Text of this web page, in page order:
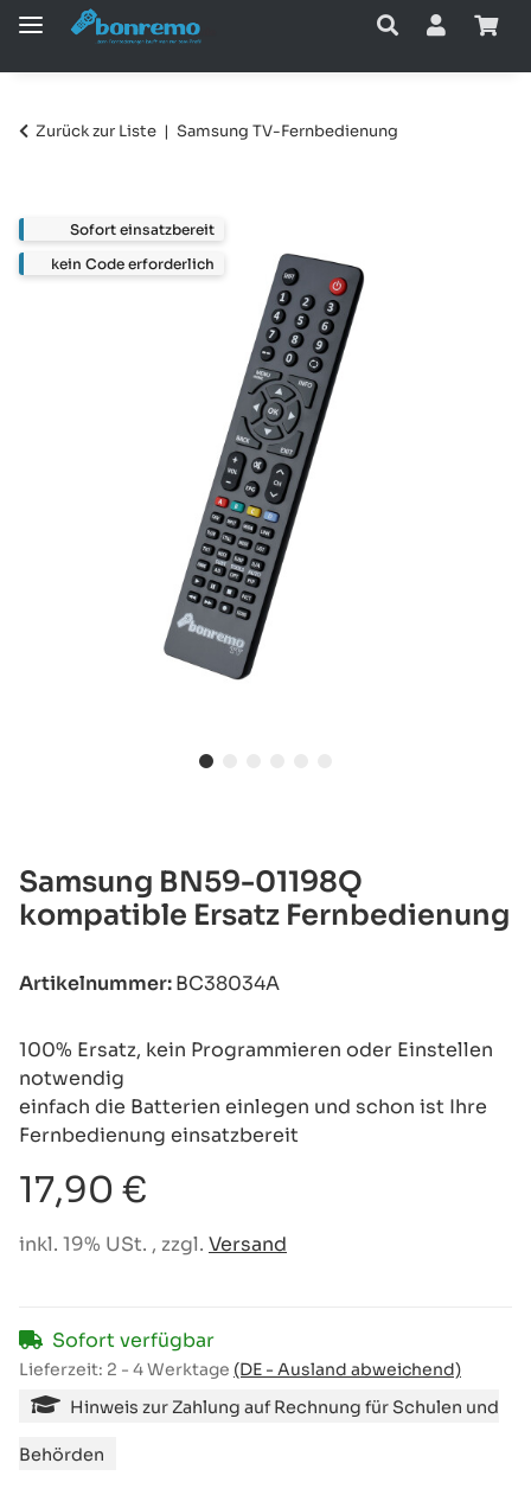
Zurück zur Liste Samsung TV-Fernbedienung
Samsung BN59-01198Q
kompatible Ersatz Fernbedienung
Artikelnummer:BC38034A
100% Ersatz, kein Programmieren oder Einstellen
notwendig
einfach die Batterien einlegen und schon ist Ihre
Fernbedienung einsatzbereit
17,90 €
inkl. 19% USt. , zzgl. Versand
Sofort verfügbar
Lieferzeit: 2 - 4 Werktage (DE - Ausland abweichend)
Hinweis zur Zahlung auf Rechnung für Schulen und
Behörden